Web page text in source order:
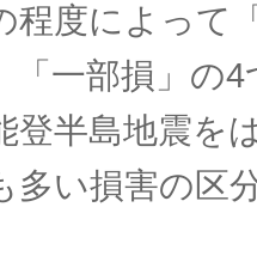
程度によって
「一部損」の
登半島地震を
多い損害の区